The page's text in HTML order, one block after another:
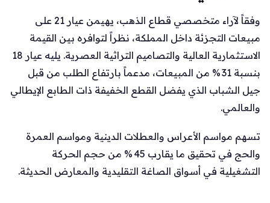
وفقاً لآراء متخصصي قطاع الذهب، يهيمن عيار 21 على
مبيعات التجزئة داخل المملكة، نظراً لتوافره بين القيمة
الاستثمارية العالية والتصاميم التراثية العصرية. يليه عيار 18
بنسبة 31 % من المبيعات، مدعماً بارتفاع الطلب من قبل
جيل الشباب الذي يفضل القطع الخفيفة ذات الطابع الإيطالي
والعالمي.
تسهم مواسم الأعراس والعطلات الدينية ومواسم العمرة
والحج في تحقيق ما يقارب 45 % من حجم الحركة
التشغيلية في أسواق الصاغة التقليدية والمعارض الحديثة.